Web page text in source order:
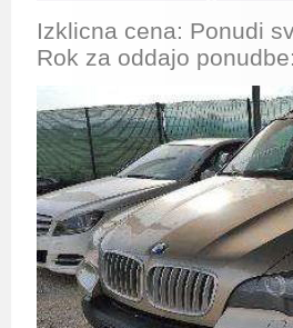
Izklicna cena: Ponudi
Rok za oddajo